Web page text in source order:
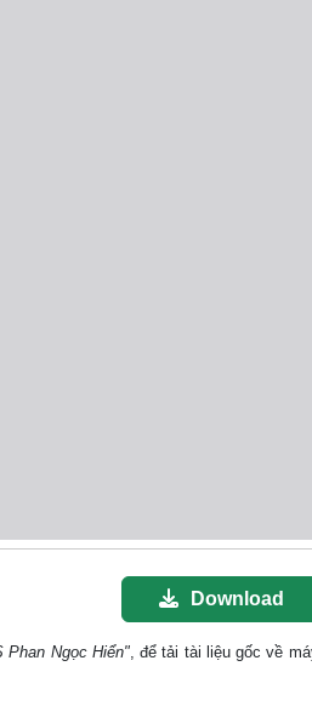
Download
Phan Ngọc Hiển", để tải tài liệu gốc về